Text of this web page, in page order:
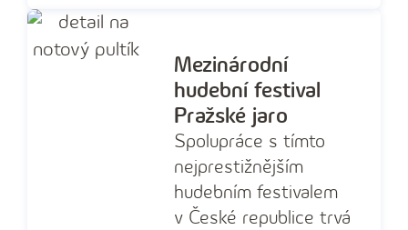
Mezinárodní
hudební festival
Pražské jaro
Spolupráce s tímto
nejprestižnějším
hudebním festivalem
v České republice trvá